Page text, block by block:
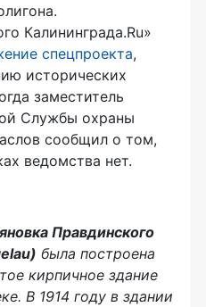
Калининграда.Ru»
спецпроекта,
исторических
заместитель
Службы охраны
сообщил о том,
ведомства нет.
Правдинского
была построена
кирпичное здание
В 1914 году в здании